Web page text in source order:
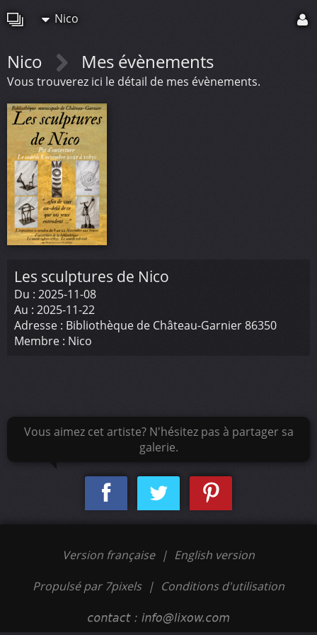
Nico
Nico Mes évènements
Vous trouverez ici le détail de mes évènements.
Les sculptures de Nico
Du : 2025-11-08
Au : 2025-11-22
Adresse : Bibliothèque de Château-Garnier 86350
Membre : Nico
Vous aimez cet artiste? N'hésitez pas à partager sa
galerie.
Version française | English version
Propulsé par 7pixels | Conditions d'utilisation